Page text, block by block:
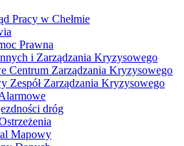
Pracy w Chełmie
Prawna
i Zarządzania Kryzysowego
Centrum Zarządzania Kryzysowego
Zespół Zarządzania Kryzysowego
dróg
Mapowy